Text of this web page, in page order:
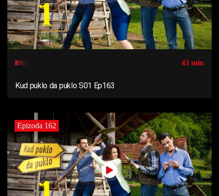
43 min
Kud puklo da puklo S01 Ep163
Epizoda 162